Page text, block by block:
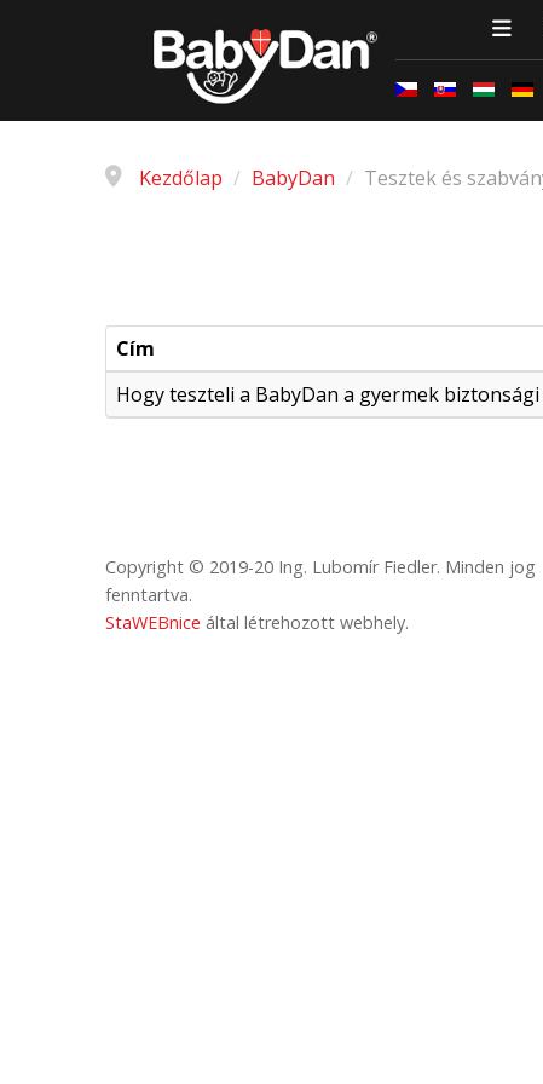
Kezdőlap / BabyDan / Tesztek és
Cím
Hogy teszteli a BabyDan a gyermek
Copyright © 2019-20 Ing. Lubomír Fiedler. Minden jog
fenntartva.
StaWEBnice által létrehozott webhely.